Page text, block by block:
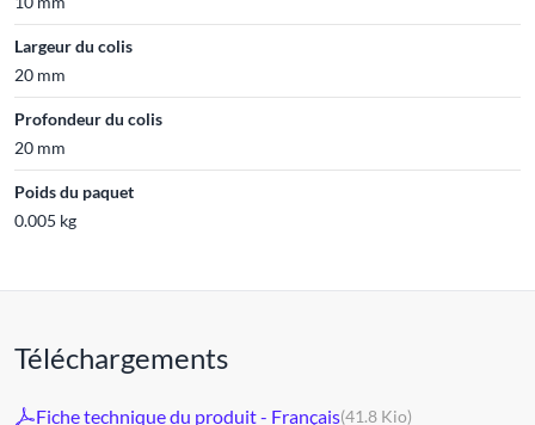
Largeur du colis
20 mm
Profondeur du colis
20 mm
Poids du paquet
0.005 kg
Téléchargements
Fiche technique du produit - Français(41.8 Kio)